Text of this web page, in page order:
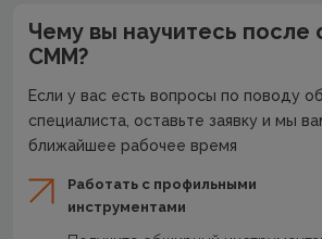
Чему вы научитесь после
СММ?
Если у вас есть вопросы по поводу
специалиста, оставьте заявку и мы
ближайшее рабочее время
Работать с профильными
инструментами